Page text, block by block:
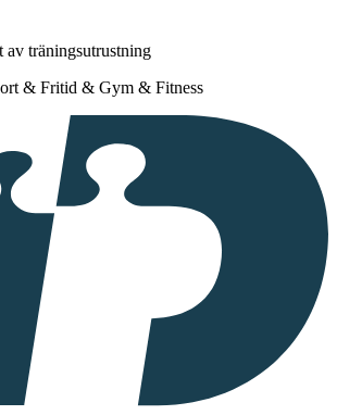
av träningsutrustning
& Fritid & Gym & Fitness